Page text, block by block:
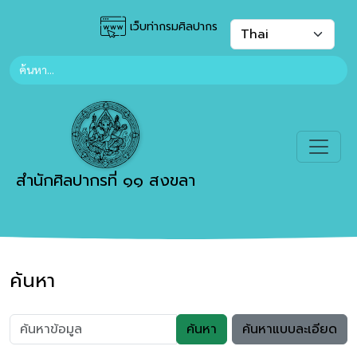
เว็บท่ากรมศิลปากร
สำนักศิลปากรที่ ๑๑ สงขลา
ค้นหา
ค้นหา ค้นหาแบบละเอียด